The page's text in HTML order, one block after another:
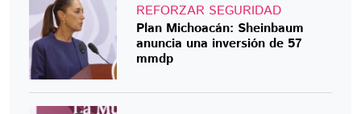
REFORZAR SEGURIDAD
Plan Michoacán: Sheinbaum
anuncia una inversión de 57
mmdp